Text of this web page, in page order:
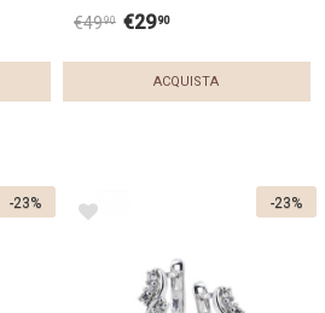
€4990 €2990
ACQUISTA
-23% -23%